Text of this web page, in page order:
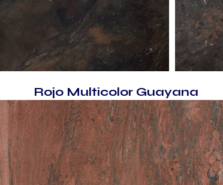
Rojo Multicolor Guayana